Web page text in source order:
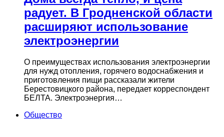
радует. В Гродненской области
расширяют использование
электроэнергии
О преимуществах использования электроэнергии
для нужд отопления, горячего водоснабжения и
приготовления пищи рассказали жители
Берестовицкого района, передает корреспондент
БЕЛТА. Электроэнергия…
Общество